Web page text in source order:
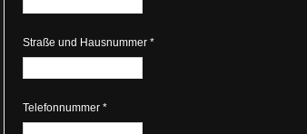
Straße und Hausnummer *
Telefonnummer *